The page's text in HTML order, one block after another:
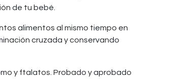
de tu bebé.
alimentos al mismo tiempo en
cruzada y conservando
y ftalatos. Probado y aprobado